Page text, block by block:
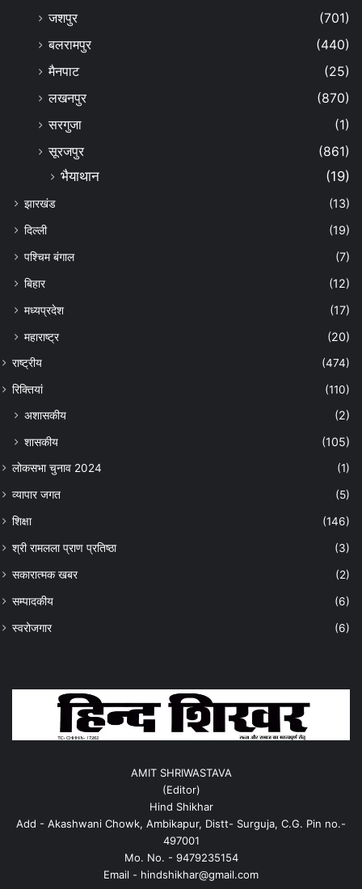
जशपुर
(701)
बलरामपुर
(440)
मैनपाट
(25)
लखनपुर
(870)
सरगुजा
(1)
सूरजपुर
(861)
भैयाथान (19)
झारखंड
(13)
दिल्ली
(19)
पश्चिम बंगाल
(7)
बिहार
(12)
मध्यप्रदेश
(17)
महाराष्ट्र
(20)
राष्ट्रीय (474)
रिक्तियां (110)
अशासकीय
(2)
शासकीय
(105)
लोकसभा चुनाव 2024 (1)
व्यापार जगत (5)
शिक्षा (146)
श्री रामलला प्राण प्रतिष्ठा (3)
सकारात्मक खबर (2)
सम्पादकीय (6)
स्वरोजगार (6)
AMIT SHRIWASTAVA
(Editor)
Hind Shikhar
Add - Akashwani Chowk, Ambikapur, Distt- Surguja, C.G. Pin no.-
497001
Mo. No. - 9479235154
Email - hindshikhar@gmail.com